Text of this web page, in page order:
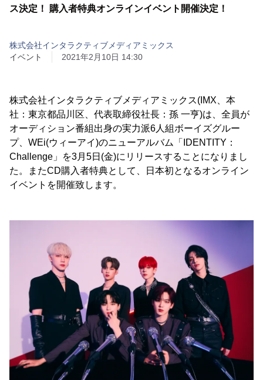
ス決定！ 購入者特典オンラインイベント開催決定！
株式会社インタラクティブメディアミックス
イベント
2021年2月10日 14:30
株式会社インタラクティブメディアミックス(IMX、本
社：東京都品川区、代表取締役社長：孫 一亨)は、全員が
オーディション番組出身の実力派6人組ボーイズグルー
プ、WEi(ウィーアイ)のニューアルバム「IDENTITY：
Challenge」を3月5日(金)にリリースすることになりまし
た。またCD購入者特典として、日本初となるオンライン
イベントを開催致します。